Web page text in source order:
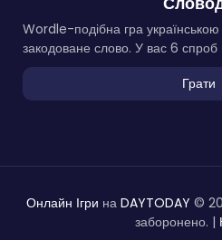
Wordle-подібна гра
закодоване слово. У вас 6 спроб
Грати
Онлайн Ігри на DAYTODAY ©
заборонено. |